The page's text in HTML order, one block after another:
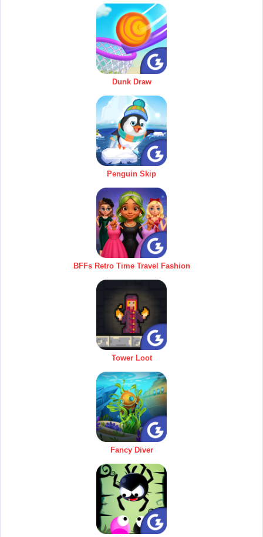
Dunk Draw
Penguin Skip
BFFs Retro Time Travel Fashion
Tower Loot
Fancy Diver